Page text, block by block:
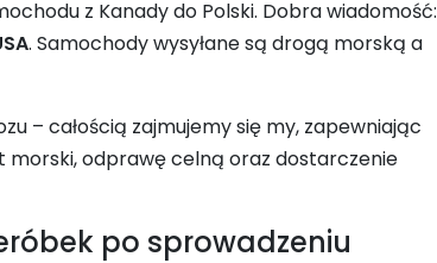
z Kanady do Polski. Dobra wiadomość:
. Samochody wysyłane są drogą morską a
– całością zajmujemy się my, zapewniając
morski, odprawę celną oraz dostarczenie
po sprowadzeniu